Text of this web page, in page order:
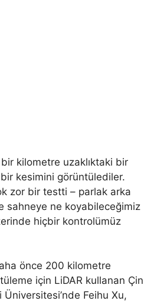
kilometre uzaklıktaki bir
kesimini görüntülediler.
zor bir testti – parlak arka
sahneye ne koyabileceğimiz
hiçbir kontrolümüz
önce 200 kilometre
için LiDAR kullanan Çin
Feihu Xu,